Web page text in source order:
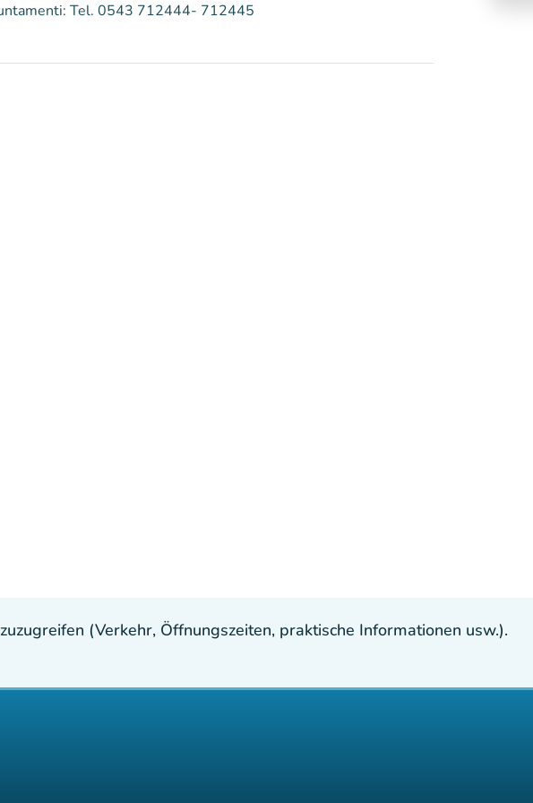
Tel. 0543 712444- 712445
(Verkehr, Öffnungszeiten, praktische Informationen usw.).